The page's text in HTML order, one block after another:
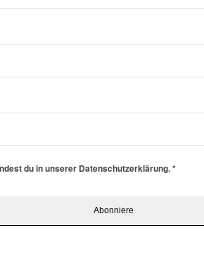
du in unserer Datenschutzerklärung.*